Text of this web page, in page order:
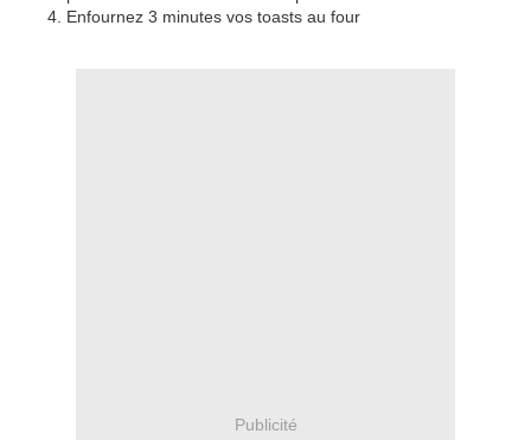
Enfournez 3 minutes vos toasts au four
Publicité